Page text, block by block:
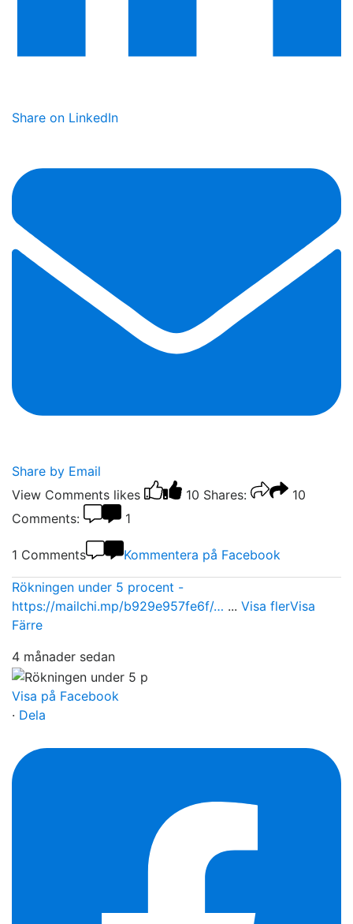
Share on LinkedIn
Share by Email
View Comments likes 10 Shares:
10
Comments:
1
1 Comments Kommentera på Facebook
Rökningen under 5 procent -
https://mailchi.mp/b929e957fe6f/… ... Visa flerVisa
Färre
4 månader sedan
Visa på Facebook
· Dela